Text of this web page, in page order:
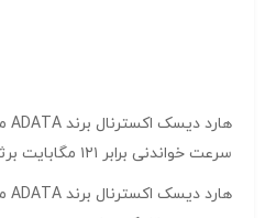
سرعت خواندنی برابر ۱۲۱ مگابایت برثانیه را ثبت کند. این سرعت برای نوشتن مقدار ۱۱۷ مگابایت بر ثانیه بود که نسبت به درایو هایی مانند WD Passport Ultra سرعت خوبی دارد.